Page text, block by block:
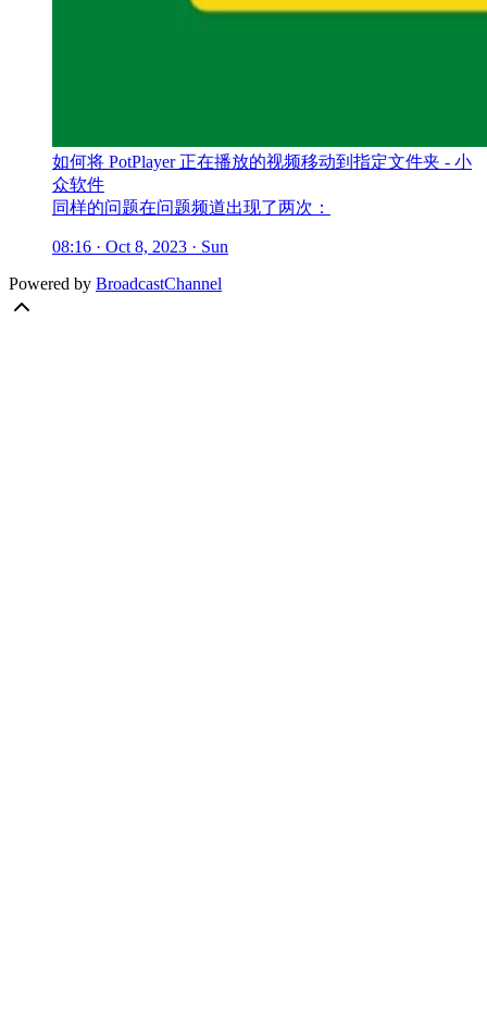
如何将 PotPlayer 正在播放的视频移动到指定文件夹 - 小
众软件
同样的问题在问题频道出现了两次：
08:16 · Oct 8, 2023 · Sun
Powered by BroadcastChannel